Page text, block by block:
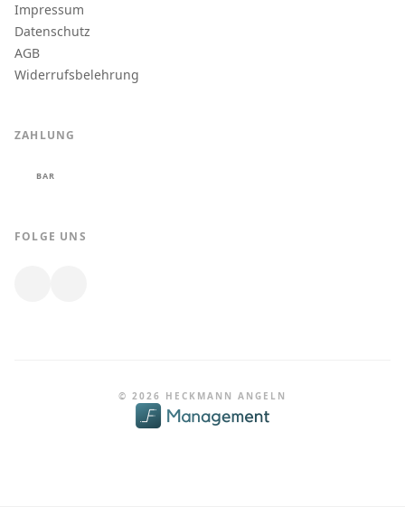
Impressum
Datenschutz
AGB
Widerrufsbelehrung
ZAHLUNG
BAR
FOLGE UNS
© 2026 HECKMANN ANGELN